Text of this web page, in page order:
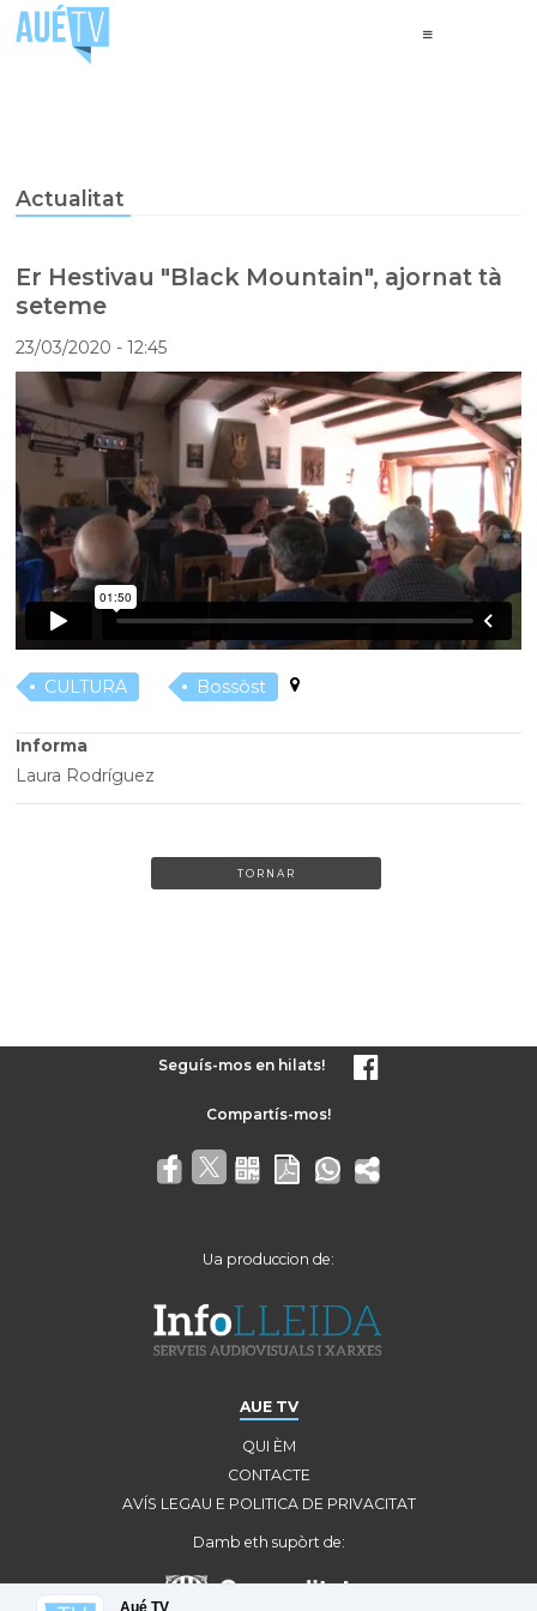
Actualitat
Er Hestivau "Black Mountain", ajornat tà
seteme
23/03/2020- 12:45
CULTURA Bossòst
Informa
Laura Rodríguez
TORNAR
Seguís-mos en hilats!
Ua produccion de:
AUE TV
QUI ÈM
CONTACTE
AVÍS LEGAU E POLITICA DE PRIVACITAT
Damb eth supòrt de:
Aué TV